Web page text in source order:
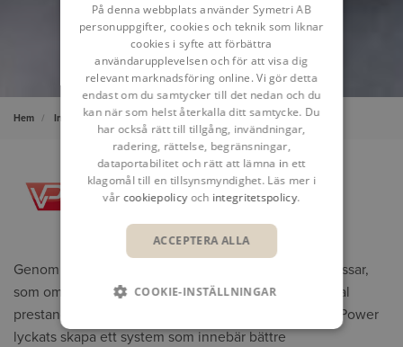
Hem Insikter Kundcase Vantage Power - Simulation PDM
Genom att utveckla ett komplett hybridsystem till bussar,
som omfattar allt från bränsletank och däck till optimal
prestanda för varje enskild komponent, har Vantage Power
lyckats skapa ett system som innebär bättre
På denna webbplats använder Symetri AB
personuppgifter, cookies och teknik som liknar
cookies i syfte att förbättra
användarupplevelsen och för att visa dig
relevant marknadsföring online. Vi gör detta
endast om du samtycker till det nedan och du
kan när som helst återkalla ditt samtycke. Du
har också rätt till tillgång, invändningar,
radering, rättelse, begränsningar,
dataportabilitet och rätt att lämna in ett
klagomål till en tillsynsmyndighet. Läs mer i
vår cookiepolicyoch integritetspolicy.
ACCEPTERA ALLA
COOKIE-INSTÄLLNINGAR